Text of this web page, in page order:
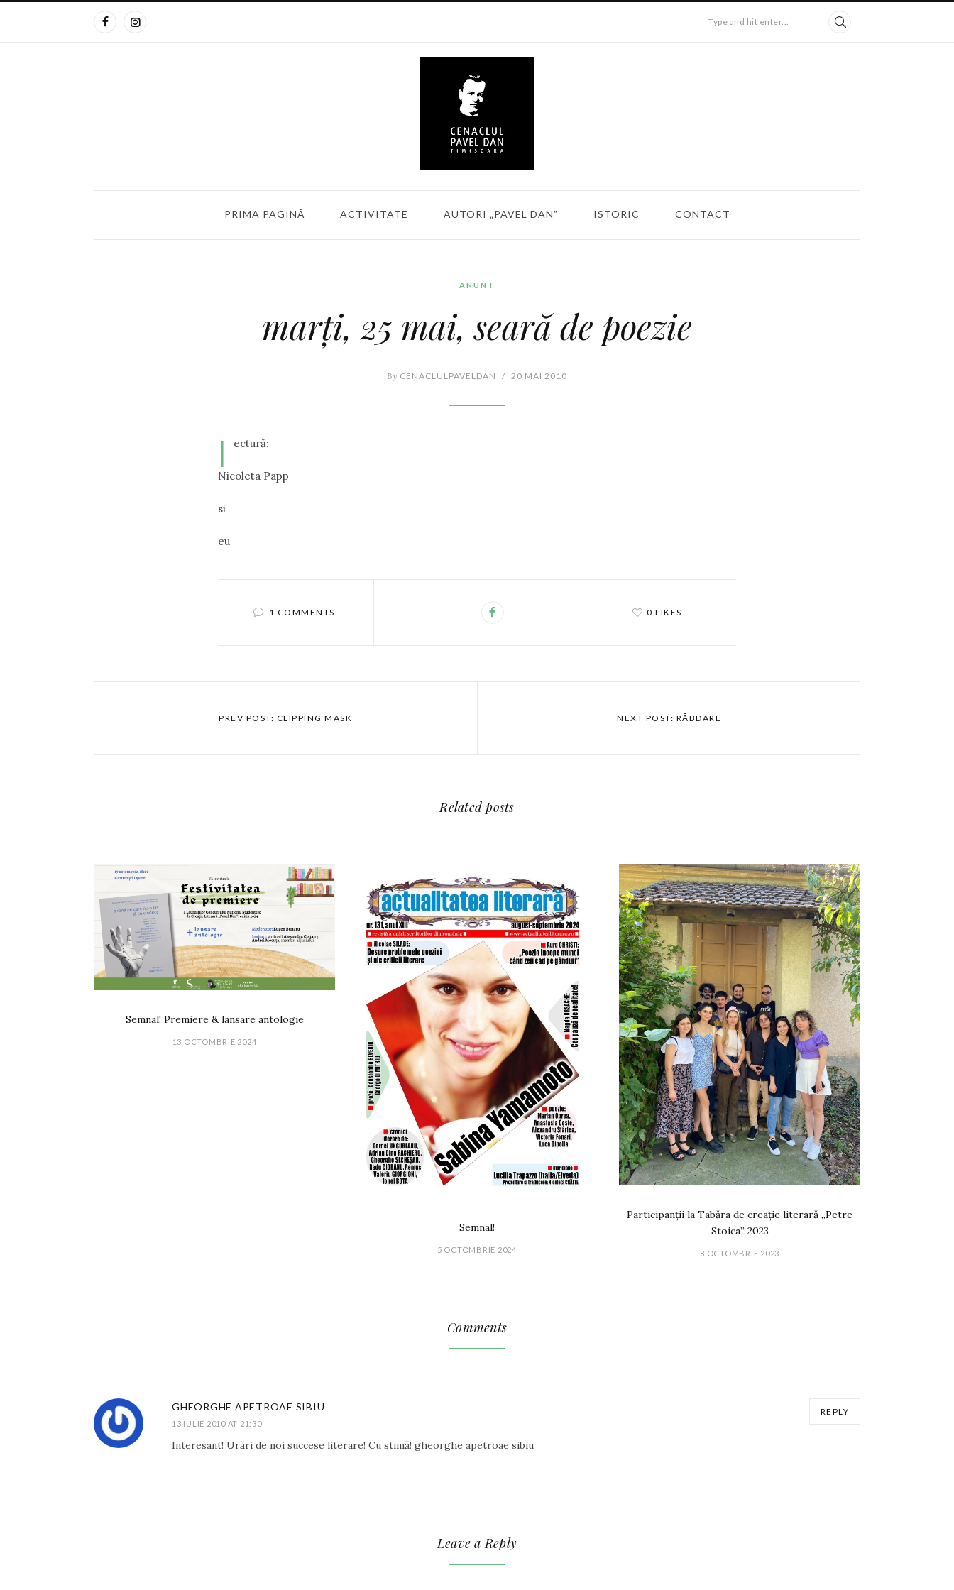
Type and hit enter...
PRIMA PAGINĂ ACTIVITATE AUTORI „PAVEL DAN” ISTORIC CONTACT
ANUNT
marţi, 25 mai, seară de poezie
By CENACLULPAVELDAN / 20 MAI 2010
l ectură:
Nicoleta Papp
si
eu
1 COMMENTS 0 LIKES
PREV POST: CLIPPING MASK NEXT POST: RĂBDARE
Related posts
Semnal! Premiere & lansare antologie
13 OCTOMBRIE 2024
Semnal!
5 OCTOMBRIE 2024
Participanții la Tabăra de creație literară „Petre
Stoica” 2023
8 OCTOMBRIE 2023
Comments
GHEORGHE APETROAE SIBIU
13 IULIE 2010 AT 21:30
REPLY
Interesant! Urări de noi succese literare! Cu stimă! gheorghe apetroae sibiu
Leave a Reply